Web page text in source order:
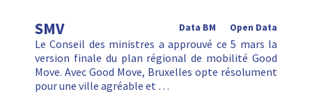
SMV Open Data
Data BM
Le Conseil des ministres a approuvé ce 5 mars la
version finale du plan régional de mobilité Good
Move. Avec Good Move, Bruxelles opte résolument
pour une ville agréable et …